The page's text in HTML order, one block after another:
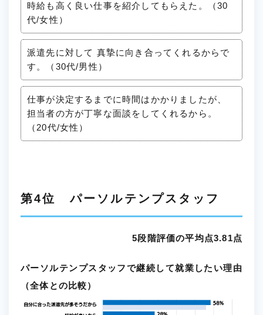
時給も高く良い仕事を紹介してもらえた。（30
代/女性）
派遣先に対して 真摯に向き合ってくれるからで
す。（30代/男性）
仕事が決定するまでに時間はかかりましたが、
担当者の方が丁寧な面談をしてくれるから。
（20代/女性）
第4位 パーソルテンプスタッフ
5段階評価の平均点3.81点
パーソルテンプスタッフで継続して就業したい理由
（全体との比較）